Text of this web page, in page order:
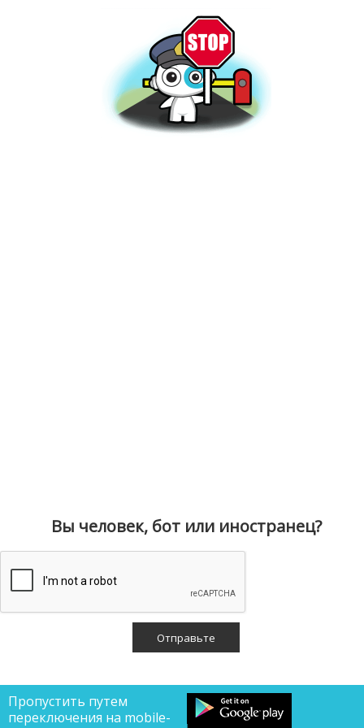
Вы человек, бот или иностранец?
Пропустить путем
переключения на mobile-